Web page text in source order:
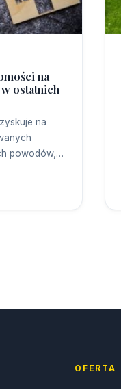
na
ostatnich
na
powodów,…
OFERTA